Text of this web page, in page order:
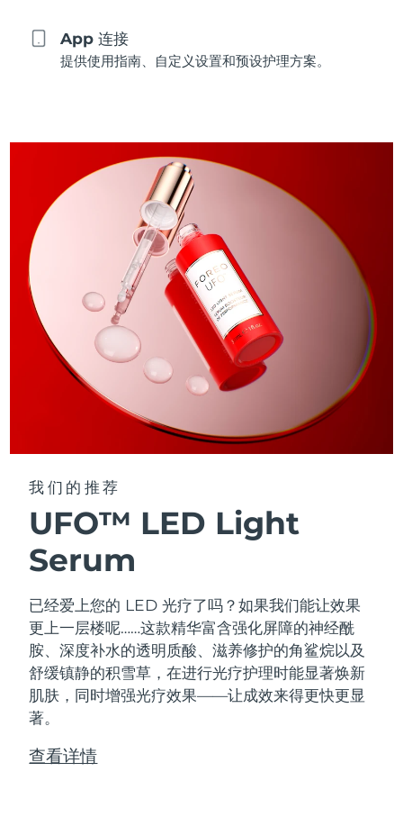
App 连接
提供使用指南、自定义设置和预设护理方案。
我们的推荐
UFO™ LED Light
Serum
已经爱上您的 LED 光疗了吗？如果我们能让效果
更上一层楼呢……这款精华富含强化屏障的神经酰
胺、深度补水的透明质酸、滋养修护的角鲨烷以及
舒缓镇静的积雪草，在进行光疗护理时能显著焕新
肌肤，同时增强光疗效果——让成效来得更快更显
著。
查看详情